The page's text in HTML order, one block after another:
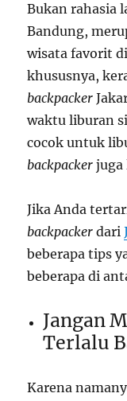
Bukan rahasia
Bandung,
wisata favorit
khususnya,
backpacker
waktu liburan
cocok untuk
backpacker juga
Jika Anda
backpacker dari
beberapa tips
beberapa di
Jangan
Terlalu
Karena